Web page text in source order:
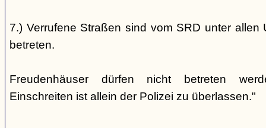
7.) Verrufene Straßen sind vom SRD unter allen
betreten.
Freudenhäuser dürfen nicht betreten
Einschreiten ist allein der Polizei zu überlassen."